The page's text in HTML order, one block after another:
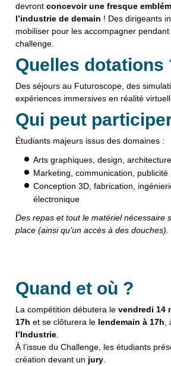
devrontconcevoir unefresque
l’industrie de demain ! Des dirigeants
mobiliser pour les accompagner
challenge.
Quelles dotations
Des séjours au Futuroscope, des
expériences immersives en réalité
Qui peut
Étudiants majeurs issus des domaines :
Arts graphiques, design, architecture
Marketing, communication, publicité
Conception 3D, fabrication,
électronique
Des repas et tout le matériel nécessaire
place (ainsi qu’un accès à des douches).
Quand et où ?
La compétition débutera levendredi 14
17h et se clôturera le lendemain à 17h
l’Industrie
À l’issue du Challenge, les étudiants
création devant un jury